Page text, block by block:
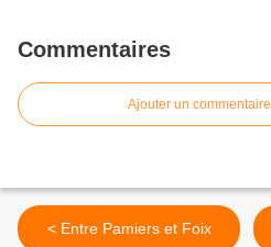
Commentaires
Ajouter un commentaire
< Entre Pamiers et Foix